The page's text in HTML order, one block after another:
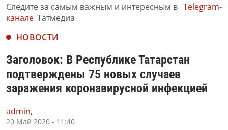
Следите за самым важным и интересным в Telegram-
канале Татмедиа
НОВОСТИ
Заголовок: В Республике Татарстан
подтверждены 75 новых случаев
заражения коронавирусной инфекцией
admin,
20 Май 2020 - 11:40